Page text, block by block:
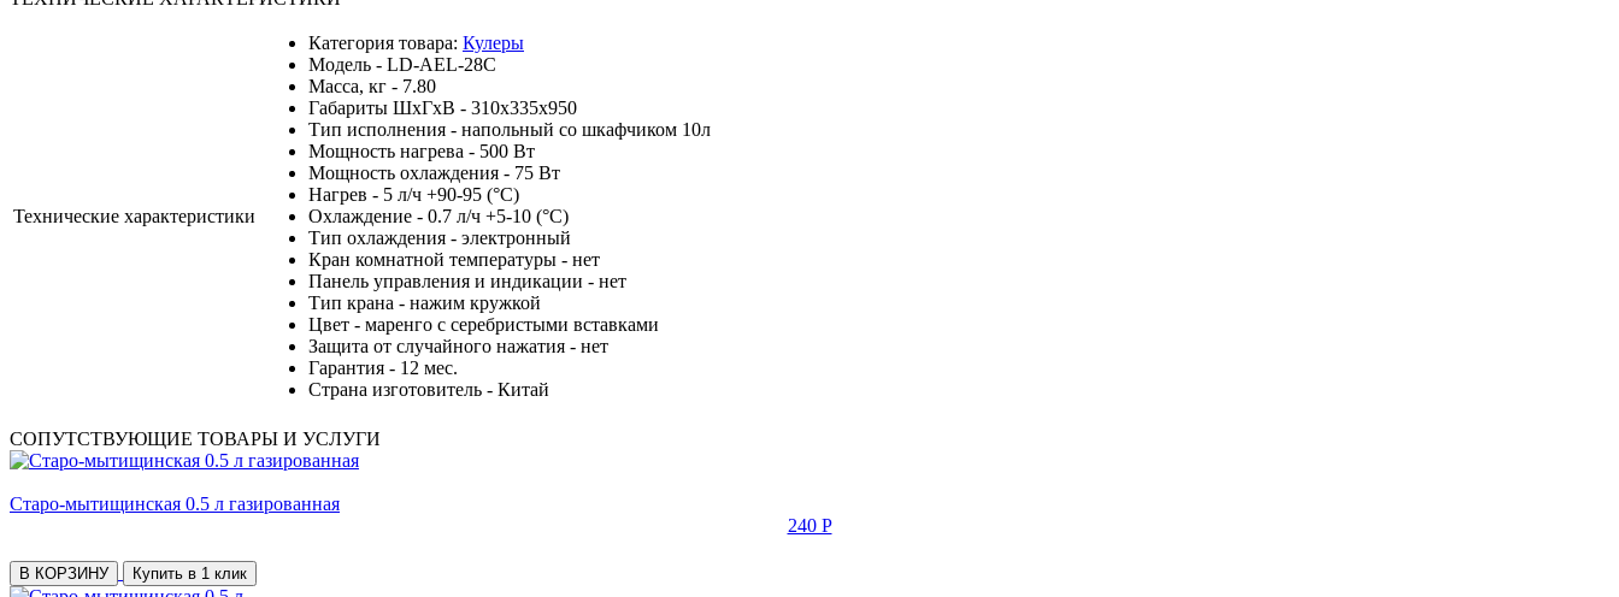
Технические характеристики
Категория товара: Кулеры
Модель - LD-AEL-28C
Масса, кг - 7.80
Габариты ШхГхВ - 310x335x950
Тип исполнения - напольный со шкафчиком 10л
Мощность нагрева - 500 Вт
Мощность охлаждения - 75 Вт
Нагрев - 5 л/ч +90-95 (°С)
Охлаждение - 0.7 л/ч +5-10 (°С)
Тип охлаждения - электронный
Кран комнатной температуры - нет
Панель управления и индикации - нет
Тип крана - нажим кружкой
Цвет - маренго с серебристыми вставками
Защита от случайного нажатия - нет
Гарантия - 12 мес.
Страна изготовитель - Китай
СОПУТСТВУЮЩИЕ ТОВАРЫ И УСЛУГИ
Старо-мытищинская 0.5 л газированная
240 Р
В КОРЗИНУ Купить в 1 клик